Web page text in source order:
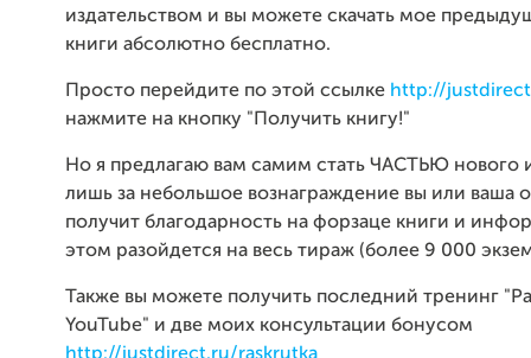
издательством и вы можете скачать мое
книги абсолютно бесплатно.
Просто перейдите по этой ссылке http://
нажмите на кнопку "Получить книгу!"
Но я предлагаю вам самим стать ЧАСТЬЮ нового
лишь за небольшое вознаграждение вы или ваша
получит благодарность на форзаце книги и
этом разойдется на весь тираж (более 9 000
Также вы можете получить последний тренинг
YouTube" и две моих консультации бонусом